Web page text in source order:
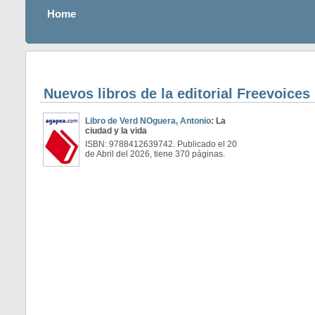
Home
Nuevos libros de la editorial Freevoices
Libro de Verd NOguera, Antonio: La
ciudad y la vida
ISBN: 9788412639742. Publicado el 20
de Abril del 2026, tiene 370 páginas.